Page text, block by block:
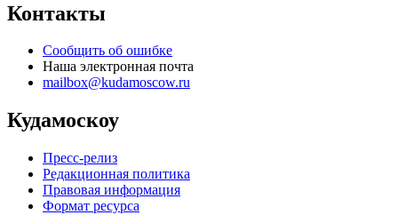
Контакты
Сообщить об ошибке
Наша электронная почта
mailbox@kudamoscow.ru
Кудамоскоу
Пресс-релиз
Редакционная политика
Правовая информация
Формат ресурса